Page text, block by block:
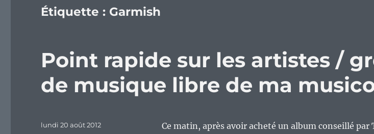
Étiquette : Garmish
Point rapide sur les artistes /
de musique libre de ma
Ce matin, après avoir acheté un album conseillé par
Publié
lundi 20 août 2012